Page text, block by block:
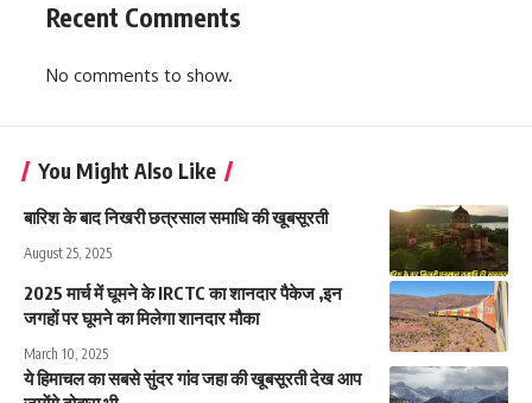
Recent Comments
No comments to show.
You Might Also Like
बारिश के बाद निखरी छत्रसाल समाधि की खूबसूरती
August 25, 2025
2025 मार्च में घूमने के IRCTC का शानदार पैकेज ,इन
जगहों पर घूमने का मिलेगा शानदार मौका
March 10, 2025
ये हिमाचल का सबसे सुंदर गांव जहा की खूबसूरती देख आप